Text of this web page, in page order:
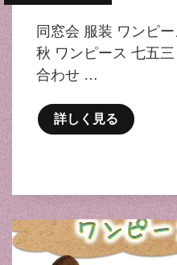
同窓会 服装 ワンピ
秋 ワンピース 七五
合わせ …
詳しく見る